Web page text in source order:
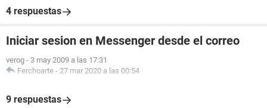
4 respuestas
Iniciar sesion en Messenger desde el correo
verog - 3 may 2009 a las 17:31
Ferchoarte - 27 mar 2020 a las 00:54
9 respuestas